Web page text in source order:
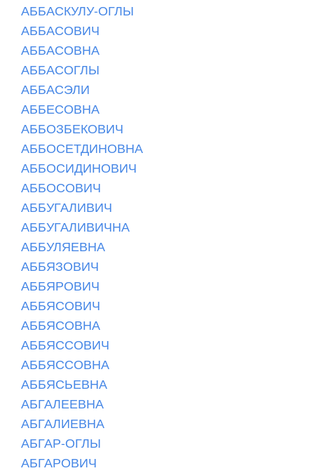
АББАСКУЛУ-ОГЛЫ
АББАСОВИЧ
АББАСОВНА
АББАСОГЛЫ
АББАСЭЛИ
АББЕСОВНА
АББОЗБЕКОВИЧ
АББОСЕТДИНОВНА
АББОСИДИНОВИЧ
АББОСОВИЧ
АББУГАЛИВИЧ
АББУГАЛИВИЧНА
АББУЛЯЕВНА
АББЯЗОВИЧ
АББЯРОВИЧ
АББЯСОВИЧ
АББЯСОВНА
АББЯССОВИЧ
АББЯССОВНА
АББЯСЬЕВНА
АБГАЛЕЕВНА
АБГАЛИЕВНА
АБГАР-ОГЛЫ
АБГАРОВИЧ